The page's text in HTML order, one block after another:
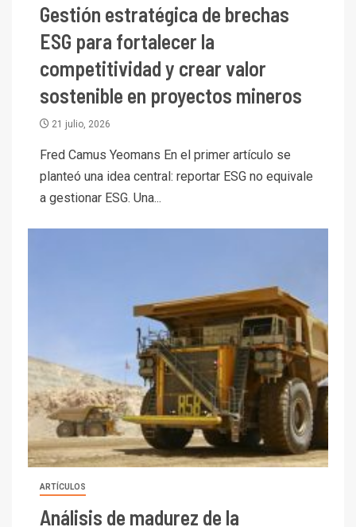
Gestión estratégica de brechas
ESG para fortalecer la
competitividad y crear valor
sostenible en proyectos mineros
21 julio, 2026
Fred Camus Yeomans En el primer artículo se
planteó una idea central: reportar ESG no equivale
a gestionar ESG. Una...
ARTÍCULOS
Análisis de madurez de la